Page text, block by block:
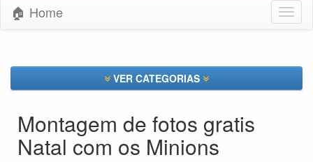
🏠 Home
VER CATEGORIAS
Montagem de fotos gratis
Natal com os Minions